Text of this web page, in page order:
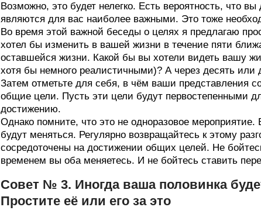
Возможно, это будет нелегко. Есть вероятность, что
являются для вас наиболее важными. Это тоже
Во время этой важной беседы о целях я предлагаю
хотел бы изменить в вашей жизни в течение пяти
оставшейся жизни. Какой бы вы хотели видеть вашу
хотя бы немного реалистичными)? А через десять или
Затем отметьте для себя, в чём ваши представления
общие цели. Пусть эти цели будут первостепенными
достижению.
Однако помните, что это не одноразовое
будут меняться. Регулярно возвращайтесь к этому
сосредоточены на достижении общих целей. Не
временем вы оба меняетесь. И не бойтесь ставить
Совет № 3. Иногда ваша половинка
Простите её или его за это